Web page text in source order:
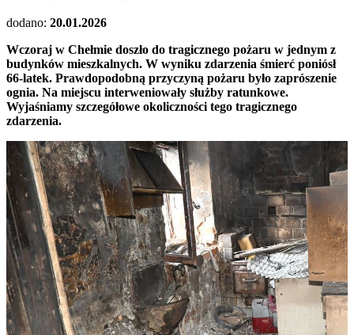
dodano: 20.01.2026
Wczoraj w Chełmie doszło do tragicznego pożaru w jednym z
budynków mieszkalnych. W wyniku zdarzenia śmierć poniósł
66-latek. Prawdopodobną przyczyną pożaru było zaprószenie
ognia. Na miejscu interweniowały służby ratunkowe.
Wyjaśniamy szczegółowe okoliczności tego tragicznego
zdarzenia.